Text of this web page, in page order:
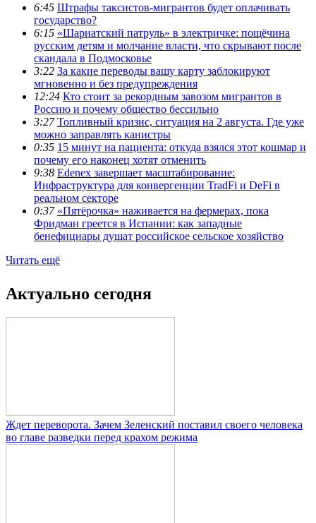
6:45 Штрафы таксистов-мигрантов будет оплачивать
государство?
6:15 «Шариатский патруль» в электричке: пощёчина
русским детям и молчание власти, что скрывают после
скандала в Подмосковье
3:22 За какие переводы вашу карту заблокируют
мгновенно и без предупреждения
12:24 Кто стоит за рекордным завозом мигрантов в
Россию и почему общество бессильно
3:27 Топливный кризис, ситуация на 2 августа. Где уже
можно заправлять канистры
0:35 15 минут на пациента: откуда взялся этот кошмар и
почему его наконец хотят отменить
9:38 Edenex завершает масштабирование:
Инфраструктура для конвергенции TradFi и DeFi в
реальном секторе
0:37 «Пятёрочка» наживается на фермерах, пока
Фридман греется в Испании: как западные
бенефициары душат российское сельское хозяйство
Читать ещё
Актуально сегодня
Ждет переворота. Зачем Зеленский поставил своего человека
во главе разведки перед крахом режима